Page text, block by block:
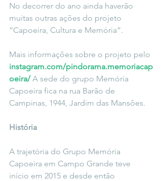
No decorrer do ano ainda haverão
muitas outras ações do projeto
“Capoeira, Cultura e Memória”.
Mais informações sobre o projeto pelo
instagram.com/pindorama.memoriacap
oeira/ A sede do grupo Memória
Capoeira fica na rua Barão de
Campinas, 1944, Jardim das Mansões.
História
A trajetória do Grupo Memória
Capoeira em Campo Grande teve
início em 2015 e desde então